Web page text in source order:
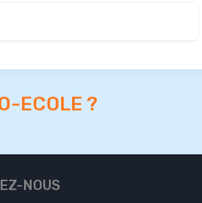
ECOLE ?
NOUS